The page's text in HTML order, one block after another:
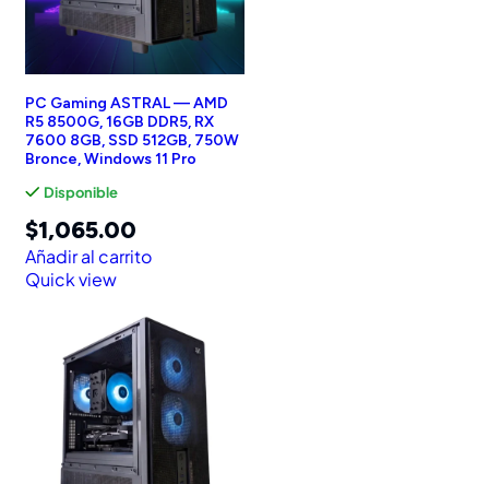
PC Gaming ASTRAL — AMD
R5 8500G, 16GB DDR5, RX
7600 8GB, SSD 512GB, 750W
Bronce, Windows 11 Pro
Disponible
$1,065.00
Añadir al carrito
Quick view